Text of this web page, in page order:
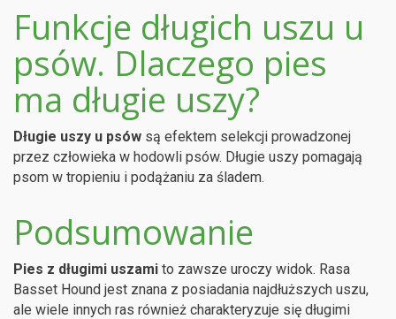
Funkcje długich uszu u
psów. Dlaczego pies
ma długie uszy?
Długie uszy u psów są efektem selekcji prowadzonej
przez człowieka w hodowli psów. Długie uszy pomagają
psom w tropieniu i podążaniu za śladem.
Podsumowanie
Pies z długimi uszami to zawsze uroczy widok. Rasa
Basset Hound jest znana z posiadania najdłuższych uszu,
ale wiele innych ras również charakteryzuje się długimi